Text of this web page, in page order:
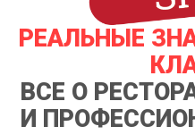
РЕАЛЬНЫЕ
ВСЕ О
И